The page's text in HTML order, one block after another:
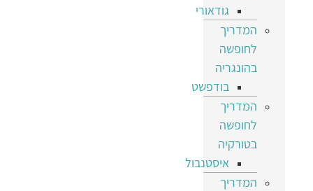
גודאורי
המדריך
לחופשה
בהונגריה
בודפשט
המדריך
לחופשה
בטורקיה
איסטנבול
המדריך